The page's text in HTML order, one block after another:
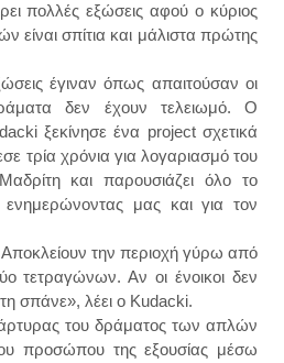
πολλές εξώσεις αφού ο κύριος
είναι σπίτια και μάλιστα πρώτης
έγιναν όπως απαιτούσαν οι
δεν έχουν τελειωμό. Ο
ξεκίνησε ένα project σχετικά
τρία χρόνια για λογαριασμό του
και παρουσιάζει όλο το
μας και για τον
την περιοχή γύρω από
τετραγώνων. Αν οι ένοικοι δεν
σπάνε», λέει ο Kudacki.
του δράματος των απλών
προσώπου της εξουσίας μέσω